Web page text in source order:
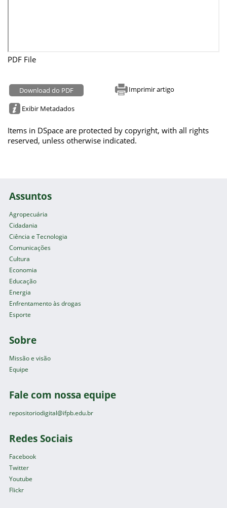
PDF File
Download do PDF Imprimir artigo
Exibir Metadados
Items in DSpace are protected by copyright, with all rights
reserved, unless otherwise indicated.
Assuntos
Agropecuária
Cidadania
Ciência e Tecnologia
Comunicações
Cultura
Economia
Educação
Energia
Enfrentamento às drogas
Esporte
Sobre
Missão e visão
Equipe
Fale com nossa equipe
repositoriodigital@ifpb.edu.br
Redes Sociais
Facebook
Twitter
Youtube
Flickr